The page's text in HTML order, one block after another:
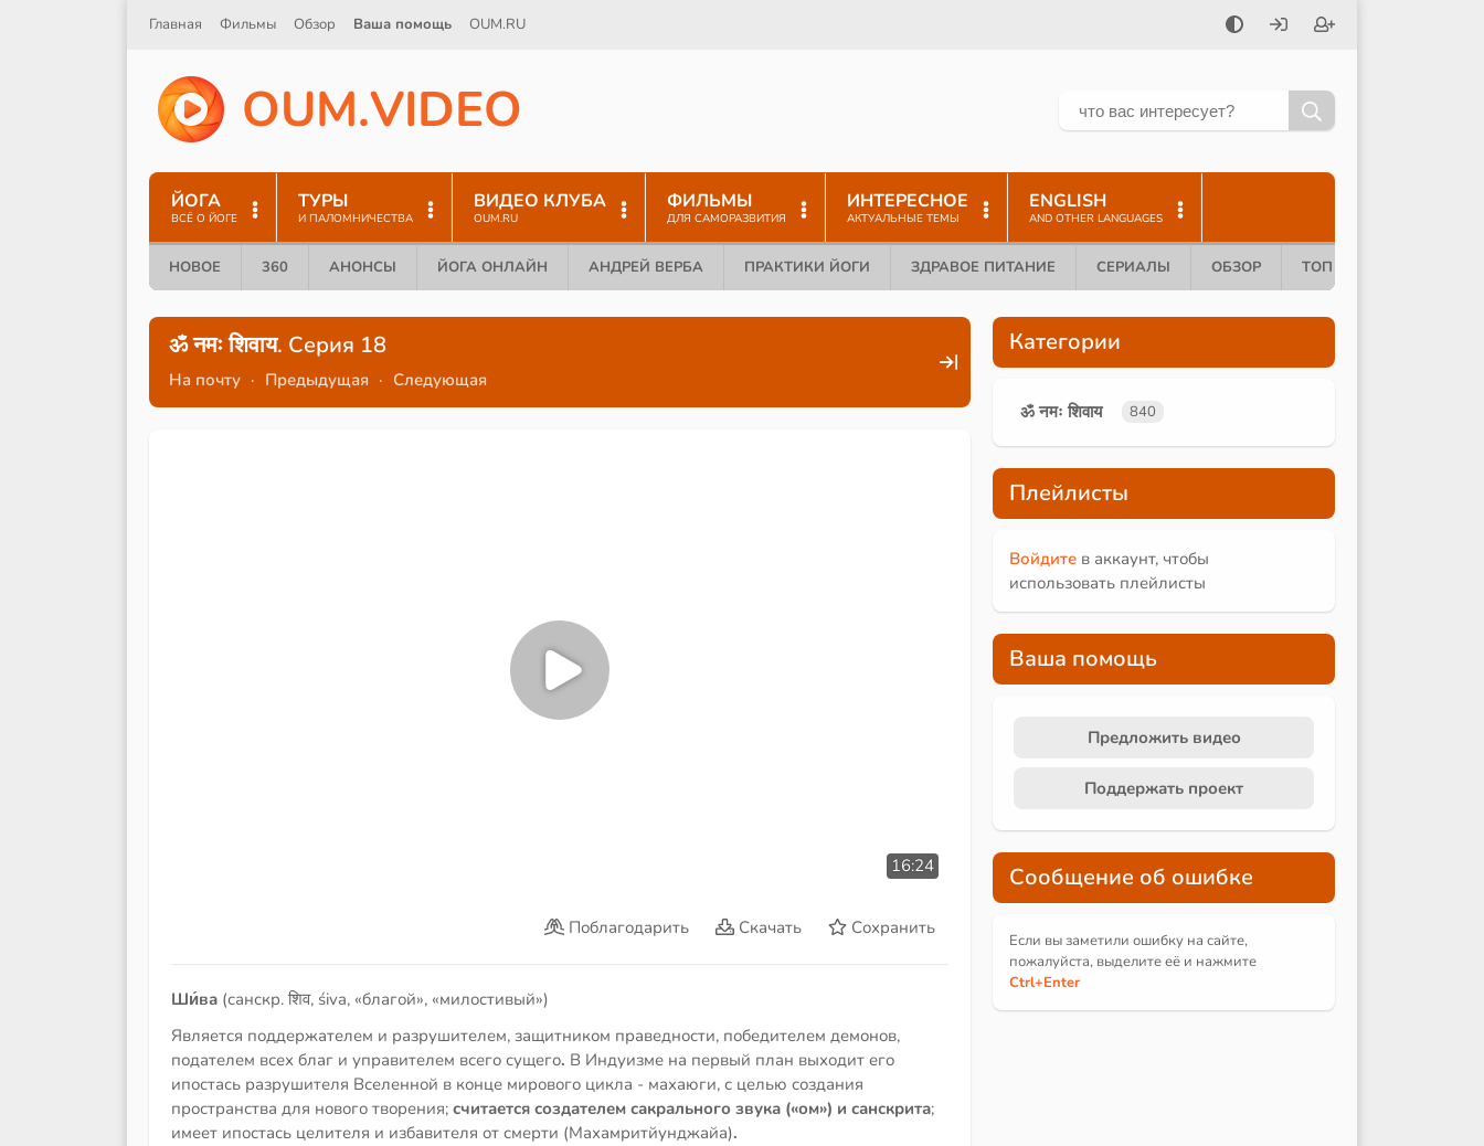
Главная Фильмы Обзор Ваша помощь OUM.RU
OUM.VIDEO
ЙОГА
ВСЁ О ЙОГЕ
ТУРЫ
И ПАЛОМНИЧЕСТВА
ВИДЕО КЛУБА
OUM.RU
ФИЛЬМЫ
ДЛЯ САМОРАЗВИТИЯ
ИНТЕРЕСНОЕ
АКТУАЛЬНЫЕ ТЕМЫ
ENGLISH
AND OTHER LANGUAGES
НОВОЕ 360 АНОНСЫ ЙОГА ОНЛАЙН АНДРЕЙ ВЕРБА ПРАКТИКИ ЙОГИ ЗДРАВОЕ ПИТАНИЕ СЕРИАЛЫ ОБЗОР ТОП 10
ॐ नमः शिवाय. Серия 18
На почту · Предыдущая · Следующая
16:24
Поблагодарить Скачать Сохранить
Ши́ва (санскр. शिव, śiva, «благой», «милостивый»)
Является поддержателем и разрушителем, защитником праведности, победителем демонов,
подателем всех благ и управителем всего сущего. В Индуизме на первый план выходит его
ипостась разрушителя Вселенной в конце мирового цикла - махаюги, с целью создания
пространства для нового творения; считается создателем сакрального звука («ом») и санскрита;
имеет ипостась целителя и избавителя от смерти (Махамритйунджайа).
Категории
ॐ नमः शिवाय 840
Плейлисты
Войдите в аккаунт, чтобы
использовать плейлисты
Ваша помощь
Предложить видео
Поддержать проект
Сообщение об ошибке
Если вы заметили ошибку на сайте,
пожалуйста, выделите её и нажмите
Ctrl+Enter